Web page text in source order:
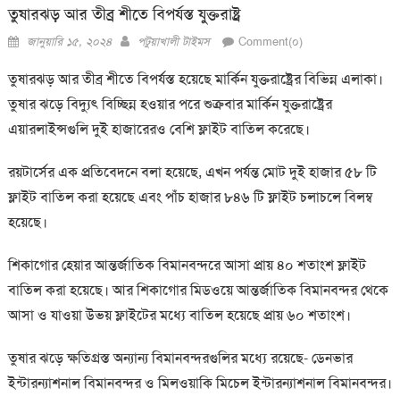
তুষারঝড় আর তীব্র শীতে বিপর্যস্ত যুক্তরাষ্ট্র
Posted
জানুয়ারি ১৫, ২০২৪ Author
পটুয়াখালী টাইমস Comment(০)
তুষারঝড় আর তীব্র শীতে বিপর্যস্ত হয়েছে মার্কিন যুক্তরাষ্ট্রের বিভিন্ন এলাকা।
তুষার ঝড়ে বিদ্যুৎ বিচ্ছিন্ন হওয়ার পরে শুক্রবার মার্কিন যুক্তরাষ্ট্রের
এয়ারলাইন্সগুলি দুই হাজারেরও বেশি ফ্লাইট বাতিল করেছে।
রয়টার্সের এক প্রতিবেদনে বলা হয়েছে, এখন পর্যন্ত মোট দুই হাজার ৫৮ টি
ফ্লাইট বাতিল করা হয়েছে এবং পাঁচ হাজার ৮৪৬ টি ফ্লাইট চলাচলে বিলম্ব
হয়েছে।
শিকাগোর হেয়ার আন্তর্জাতিক বিমানবন্দরে আসা প্রায় ৪০ শতাংশ ফ্লাইট
বাতিল করা হয়েছে। আর শিকাগোর মিডওয়ে আন্তর্জাতিক বিমানবন্দর থেকে
আসা ও যাওয়া উভয় ফ্লাইটের মধ্যে বাতিল হয়েছে প্রায় ৬০ শতাংশ।
তুষার ঝড়ে ক্ষতিগ্রস্ত অন্যান্য বিমানবন্দরগুলির মধ্যে রয়েছে- ডেনভার
ইন্টারন্যাশনাল বিমানবন্দর ও মিলওয়াকি মিচেল ইন্টারন্যাশনাল বিমানবন্দর।